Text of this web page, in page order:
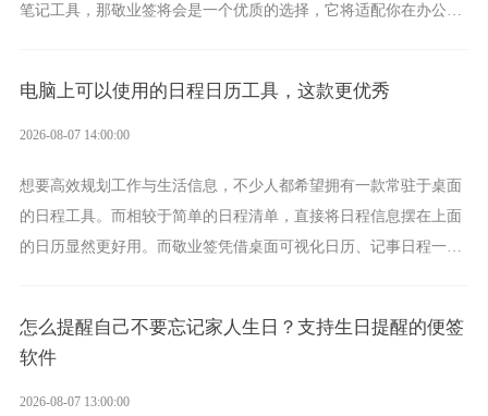
笔记工具，那敬业签将会是一个优质的选择，它将适配你在办公、
电脑上可以使用的日程日历工具，这款更优秀
2026-08-07 14:00:00
想要高效规划工作与生活信息，不少人都希望拥有一款常驻于桌面
的日程工具。而相较于简单的日程清单，直接将日程信息摆在上面
的日历显然更好用。而敬业签凭借桌面可视化日历、记事日程一体
怎么提醒自己不要忘记家人生日？支持生日提醒的便签
软件
2026-08-07 13:00:00